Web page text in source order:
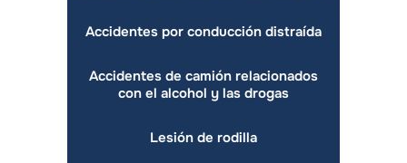
Accidentes por conducción distraída
Accidentes de camión relacionados
con el alcohol y las drogas
Lesión de rodilla